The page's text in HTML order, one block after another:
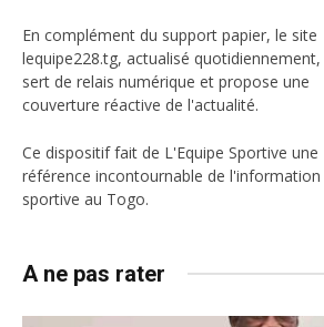
En complément du support papier, le site
lequipe228.tg, actualisé quotidiennement,
sert de relais numérique et propose une
couverture réactive de l'actualité.
Ce dispositif fait de L'Equipe Sportive une
référence incontournable de l'information
sportive au Togo.
A ne pas rater